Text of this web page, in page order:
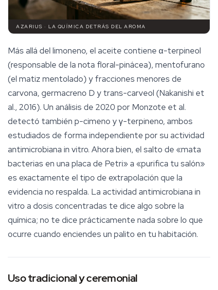
AZARIUS · LA QUÍMICA DETRÁS DEL AROMA
Más allá del limoneno, el aceite contiene α-terpineol
(responsable de la nota floral-pinácea), mentofurano
(el matiz mentolado) y fracciones menores de
carvona, germacreno D y trans-carveol (Nakanishi et
al., 2016). Un análisis de 2020 por Monzote et al.
detectó también p-cimeno y γ-terpineno, ambos
estudiados de forma independiente por su actividad
antimicrobiana in vitro. Ahora bien, el salto de «mata
bacterias en una placa de Petri» a «purifica tu salón»
es exactamente el tipo de extrapolación que la
evidencia no respalda. La actividad antimicrobiana in
vitro a dosis concentradas te dice algo sobre la
química; no te dice prácticamente nada sobre lo que
ocurre cuando enciendes un palito en tu habitación.
Uso tradicional y ceremonial